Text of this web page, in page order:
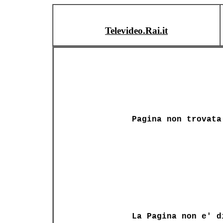
Televideo.Rai.it
Pagina non trovata
La Pagina non e'